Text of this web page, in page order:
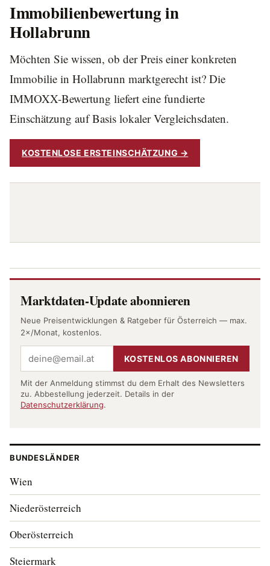
Immobilienbewertung in
Hollabrunn
Möchten Sie wissen, ob der Preis einer konkreten
Immobilie in Hollabrunn marktgerecht ist? Die
IMMOXX-Bewertung liefert eine fundierte
Einschätzung auf Basis lokaler Vergleichsdaten.
KOSTENLOSE ERSTEINSCHÄTZUNG →
Marktdaten-Update abonnieren
Neue Preisentwicklungen & Ratgeber für Österreich — max.
2×/Monat, kostenlos.
KOSTENLOS ABONNIEREN
Mit der Anmeldung stimmst du dem Erhalt des Newsletters
zu. Abbestellung jederzeit. Details in der
Datenschutzerklärung.
BUNDESLÄNDER
Wien
Niederösterreich
Oberösterreich
Steiermark